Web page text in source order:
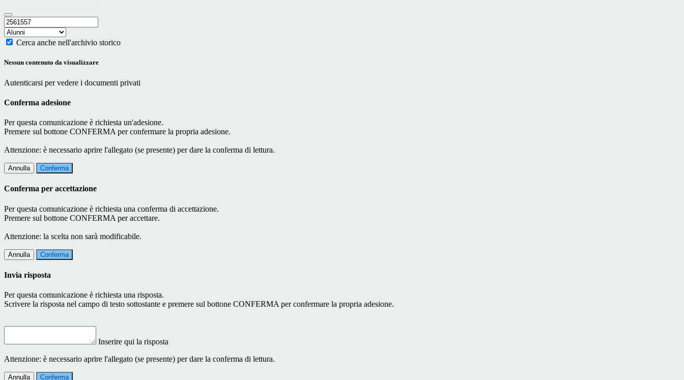
Cerca anche nell'archivio storico
Nessun contenuto da visualizzare
Autenticarsi per vedere i documenti privati
Conferma adesione
Per questa comunicazione è richiesta un'adesione.
Premere sul bottone CONFERMA per confermare la propria adesione.
Attenzione: è necessario aprire l'allegato (se presente) per dare la conferma di lettura.
Annulla Conferma
Conferma per accettazione
Per questa comunicazione è richiesta una conferma di accettazione.
Premere sul bottone CONFERMA per accettare.
Attenzione: la scelta non sarà modificabile.
Annulla Conferma
Invia risposta
Per questa comunicazione è richiesta una risposta.
Scrivere la risposta nel campo di testo sottostante e premere sul bottone CONFERMA per confermare la propria adesione.
Inserire qui la risposta
Attenzione: è necessario aprire l'allegato (se presente) per dare la conferma di lettura.
Annulla Conferma